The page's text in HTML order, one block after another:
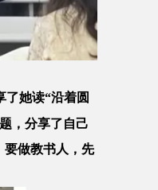
她读“沿着圆
，分享了自己
要做教书人，先